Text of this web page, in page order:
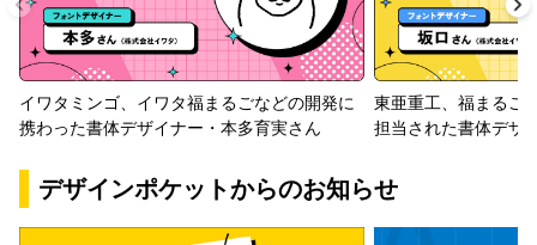
イワタミンゴ、イワタ福まるごなどの開発に
携わった書体デザイナー・本多育実さん
東亜重工、福まるご
担当された書体デザ
デザインポケットからのお知らせ